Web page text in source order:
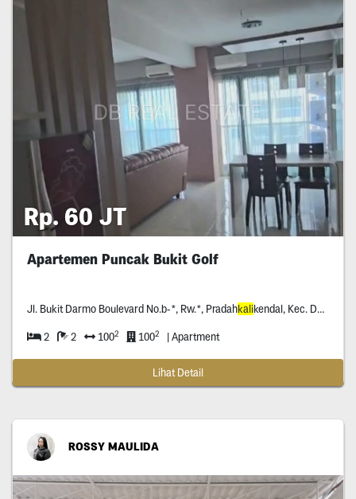
Rp. 60 JT
Apartemen Puncak Bukit Golf
Jl. Bukit Darmo Boulevard No.b-*, Rw.*, Pradahkalikendal, Kec. Dukuhpakis, Surabaya, Jawa Timur *****
2 2 1002 1002 | Apartment
Lihat Detail
ROSSY MAULIDA